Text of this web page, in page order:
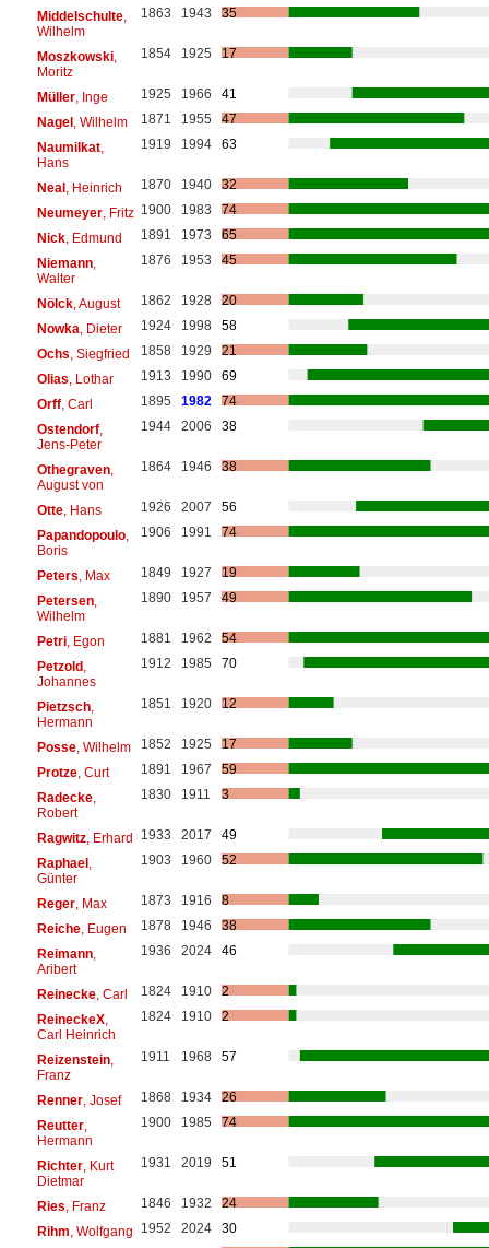
Middelschulte,
Wilhelm
1863 1943 35
Moszkowski,
Moritz
1854 1925 17
Müller, Inge 1925 1966
41
Nagel, Wilhelm 1871 1955
47
Naumilkat,
Hans
1919 1994 63
Neal, Heinrich 1870 1940
32
Neumeyer, Fritz 1900 1983
74
Nick, Edmund 1891 1973
65
Niemann,
Walter
1876 1953 45
Nölck, August 1862 1928
20
Nowka , Dieter 1924 1998
58
Ochs , Siegfried 1858 1929
21
Olias , Lothar 1913 1990
69
Orff, Carl 1895 1982
74
Ostendorf,
Jens-Peter
1944 2006 38
Othegraven,
August von
1864 1946 38
Otte, Hans 1926 2007
56
Papandopoulo,
Boris
1906 1991 74
Peters , Max 1849 1927
19
Petersen,
Wilhelm
1890 1957 49
Petri, Egon 1881 1962
54
Petzold,
Johannes
1912 1985 70
Pietzsch,
Hermann
1851 1920 12
Posse, Wilhelm 1852 1925
17
Protze, Curt 1891 1967
59
Radecke,
Robert
1830 1911 3
Ragwitz, Erhard 1933 2017
49
Raphael,
Günter
1903 1960 52
Reger, Max 1873 1916
8
Reiche, Eugen 1878 1946
38
Reimann,
Aribert
1936 2024 46
Reinecke, Carl 1824 1910
2
ReineckeX,
Carl Heinrich
1824 1910 2
Reizenstein,
Franz
1911 1968 57
Renner, Josef 1868 1934
26
Reutter,
Hermann
1900 1985 74
Richter, Kurt
Dietmar
1931 2019 51
Ries , Franz 1846 1932
24
Rihm , Wolfgang 1952 2024
30